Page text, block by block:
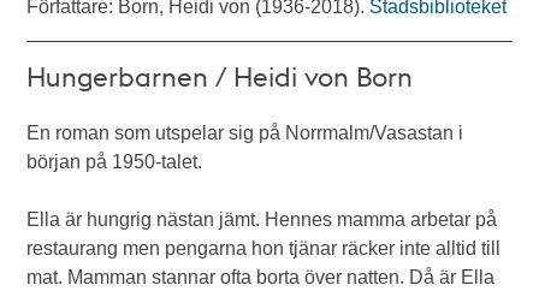
Författare: Born, Heidi von (1936-2018). Stadsbiblioteket
Hungerbarnen / Heidi von Born
En roman som utspelar sig på Norrmalm/Vasastan i
början på 1950-talet.
Ella är hungrig nästan jämt. Hennes mamma arbetar på
restaurang men pengarna hon tjänar räcker inte alltid till
mat. Mamman stannar ofta borta över natten. Då är Ella